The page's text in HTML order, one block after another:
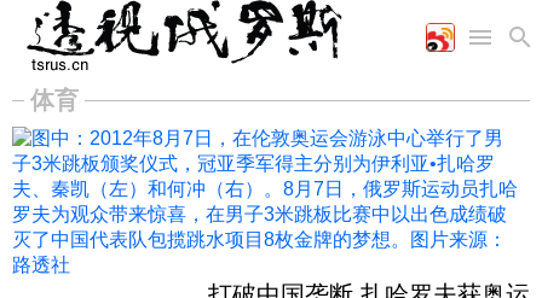
首页
国际
时政
空军
海军
陆军
军事合作
财经
商业
工业
能源
农业
文艺
教育
美食
娱乐
图片新闻
高清图片
漫画
视频
图表
体育